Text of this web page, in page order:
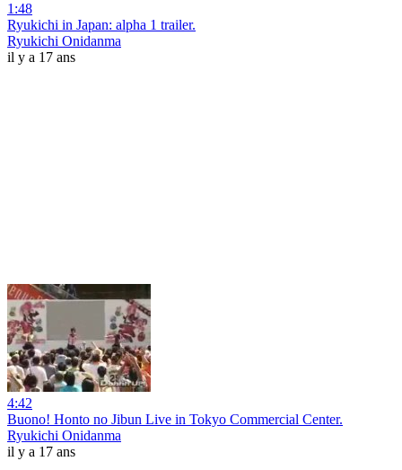
1:48
Ryukichi in Japan: alpha 1 trailer.
Ryukichi Onidanma
il y a 17 ans
4:42
Buono! Honto no Jibun Live in Tokyo Commercial Center.
Ryukichi Onidanma
il y a 17 ans